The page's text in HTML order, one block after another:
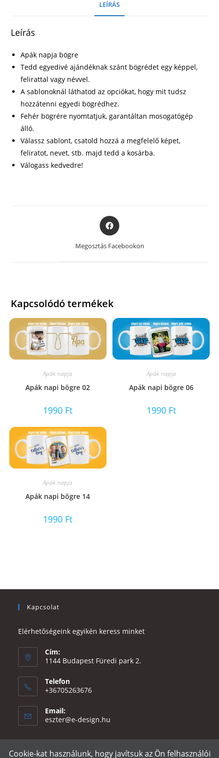
LEÍRÁS
Leírás
Apák napja bögre
Tedd egyedivé ajándéknak szánt bögrédet egy képpel,
felirattal vagy névvel.
A sablonoknál láthatod az opciókat, hogy mit tudsz
hozzátenni egyedi bögrédhez.
Fehér bögrére nyomtatjuk, garantáltan mosogatógép
álló.
Válassz sablont, csatold hozzá a megfelelő képet,
feliratot, nevet, stb. majd tedd a kosárba.
Válogass kedvedre!
Opens
in
a
Megosztás Facebookon
Kapcsolódó termékek
Apák napja
Apák napi bögre 02
1990 Ft
Apák napja
Apák napi bögre 06
1990 Ft
Apák napja
Apák napi bögre 14
1990 Ft
Kapcsolat
Elérhetőségeink egyikén keress minket
Cím:
1144 Budapest Füredi park 2.
Telefon
+36705263676
Email:
eszter@e-design.hu
Cookie-kat használunk, hogy javítsuk az Ön felhasználói